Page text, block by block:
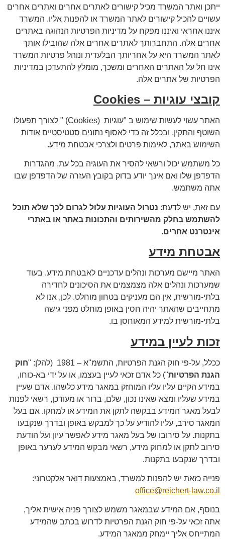
ייתכן ואתר המשרד מכיל קישורים לאתרים אחרים ואתרים אחרים
עשויים להכיל קישורים לאתר המשרד או להפנות אליו. המשרד
איננו אחראי ואיננו מפקח על מדיניות הפרטיות הנהוגה באתרים
אחרים אלה. התחברותך לאתרים אחרים אלה שהובילו אותך
לאתר המשרד היא על אחריותך הבלעדית ונוהל פרטיות המשרד
אינו חל על האתרים האחרים ומשכך, מומלץ להתעדכן במדיניות
הפרטיות של אתרים אלה.
קובצי עוגיות – Cookies
האתר עשוי לעשות שימוש ב "עוגיות (Cookies) " לצורך תפעולו
השוטף והתקין, ובכלל זה כדי לאסוף נתונים סטטיסטיים אודות
השימוש באתר, לאימות פרטים ולצרכי אבטחת מידע.
כל משתמש יכול ורשאי להסיר את העוגיה בכל עת, מהגדרות
הדפדפן שלו ואם אינך יודע בדוק בקובץ העזרה של הדפדפן שבו
אתה משתמש.
עם זאת, יש לדעת: נטרול העוגיות עלול לגרום לכך שלא תוכל
להשתמש בחלק מהשירותים והתכונות באתר או באתרי
אינטרנט אחרים.
אבטחת מידע
האתר מיישם מערכות ונהלים עדכניים לאבטחת מידע. בעוד
שמערכות ונהלים אלה מצמצמים את הסיכונים לחדירה
בלתי-מורשית, אין הם מעניקים בטחון מוחלט. לכן, אנו לא
מתחייבים שהאתר יהיה חסין באופן מוחלט מפני גישה
בלתי-מורשית למידע המאוחסן בו.
זכות לעיין במידע
ככלל, על-פי חוק הגנת הפרטיות, התשמ"א – 1981 (להלן: "
חוק
הגנת הפרטיות") כל אדם זכאי לעיין בעצמו, או על ידי בא-כוחו,
במידע הקיים עליו עליו המוחזק במאגר מידע כלשהו. אדם שעיין
במידע שעליו ומצא שאינו נכון, שלם, ברור או מעודכן, רשאי לפנות
לבעל מאגר המידע בבקשה לתקן את המידע או למחקו. אם בעל
המאגר סירב, עליו להודיע על כך למבקש באופן ובדרך שנקבעו
בתקנות. על סירובו של בעל מאגר מידע לאפשר עיון ועל הודעת
סירוב לתקן או למחוק מידע, רשאי מבקש המידע לערער באופן
ובדרך שנקבעו בתקנות.
פנייה כזאת יש להפנות למשרד, באמצעות דואר אלקטרוני:
office@reichert-law.co.il
בנוסף, אם המידע שבמאגר משמש לצורך פניה אישית אליך,
אתה זכאי על-פי חוק הגנת הפרטיות לדרוש בכתב שהמידע
המתייחס אליך יימחק ממאגר המידע.